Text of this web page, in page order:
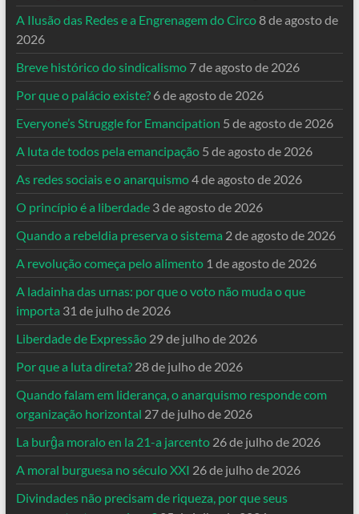
A Ilusão das Redes e a Engrenagem do Circo8 de agosto de
2026
Breve histórico do sindicalismo 7 de agosto de 2026
Por que o palácio existe? 6 de agosto de 2026
Everyone’s Struggle for Emancipation 5 de agosto de 2026
A luta de todos pela emancipação 5 de agosto de 2026
As redes sociais e o anarquismo4 de agosto de 2026
O princípio é a liberdade 3 de agosto de 2026
Quando a rebeldia preserva o sistema 2 de agosto de 2026
A revolução começa pelo alimento 1 de agosto de 2026
A ladainha das urnas: por que o voto não muda o que
importa 31 de julho de 2026
Liberdade de Expressão 29 de julho de 2026
Por que a luta direta? 28 de julho de 2026
Quando falam em liderança, o anarquismo responde com
organização horizontal 27 de julho de 2026
La burĝa moralo en la 21-a jarcento 26 de julho de 2026
A moral burguesa no século XXI 26 de julho de 2026
Divindades não precisam de riqueza, por que seus